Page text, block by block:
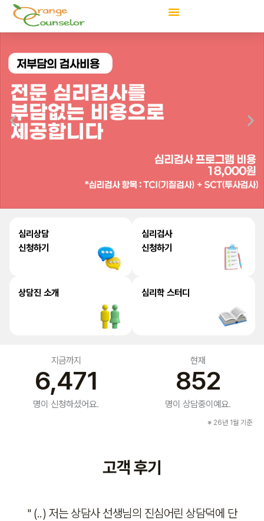
츠
심리상담
신청하기
심리검사
신청하기
상담진 소개 심리학 스터디
지금까지
명이 신청하셨어요.
6,471
현재
명이 상담중이예요.
852
※ 26년 1월 기준
고객 후기
진심어린 상담덕에 단
" 선생님 덕분에 큰 힘을 얻었